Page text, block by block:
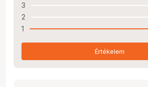
3
2
1
Értékelem